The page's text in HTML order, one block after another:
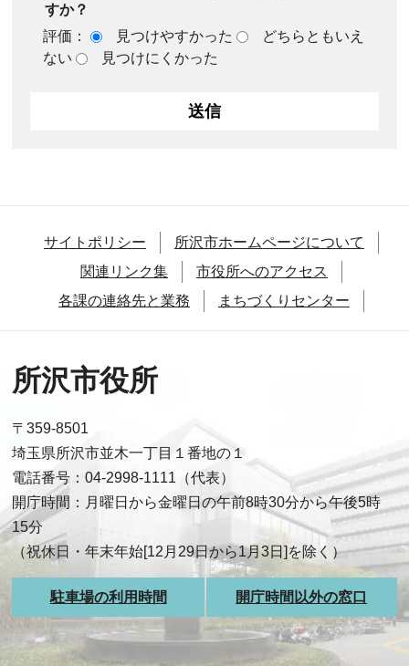
すか？
評価：
見つけやすかった
どちらともいえ
ない
見つけにくかった
サイトポリシー
所沢市ホームページについて
関連リンク集
市役所へのアクセス
各課の連絡先と業務
まちづくりセンター
所沢市役所
〒359-8501
埼玉県所沢市並木一丁目１番地の１
電話番号：04-2998-1111（代表）
開庁時間：月曜日から金曜日の午前8時30分から午後5時
15分
（祝休日・年末年始[12月29日から1月3日]を除く）
駐車場の利用時間 開庁時間以外の窓口